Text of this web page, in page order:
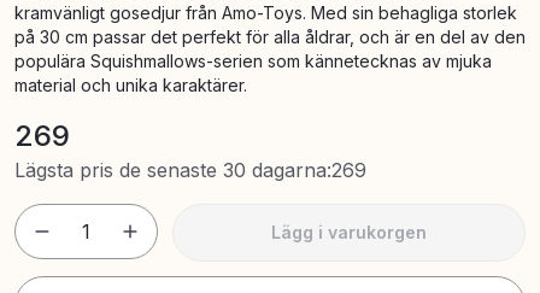
kramvänligt gosedjur från Amo-Toys. Med sin behagliga storlek
på 30 cm passar det perfekt för alla åldrar, och är en del av den
populära Squishmallows-serien som kännetecknas av mjuka
material och unika karaktärer.
269
Lägsta pris de senaste 30 dagarna:269
1 Lägg i varukorgen